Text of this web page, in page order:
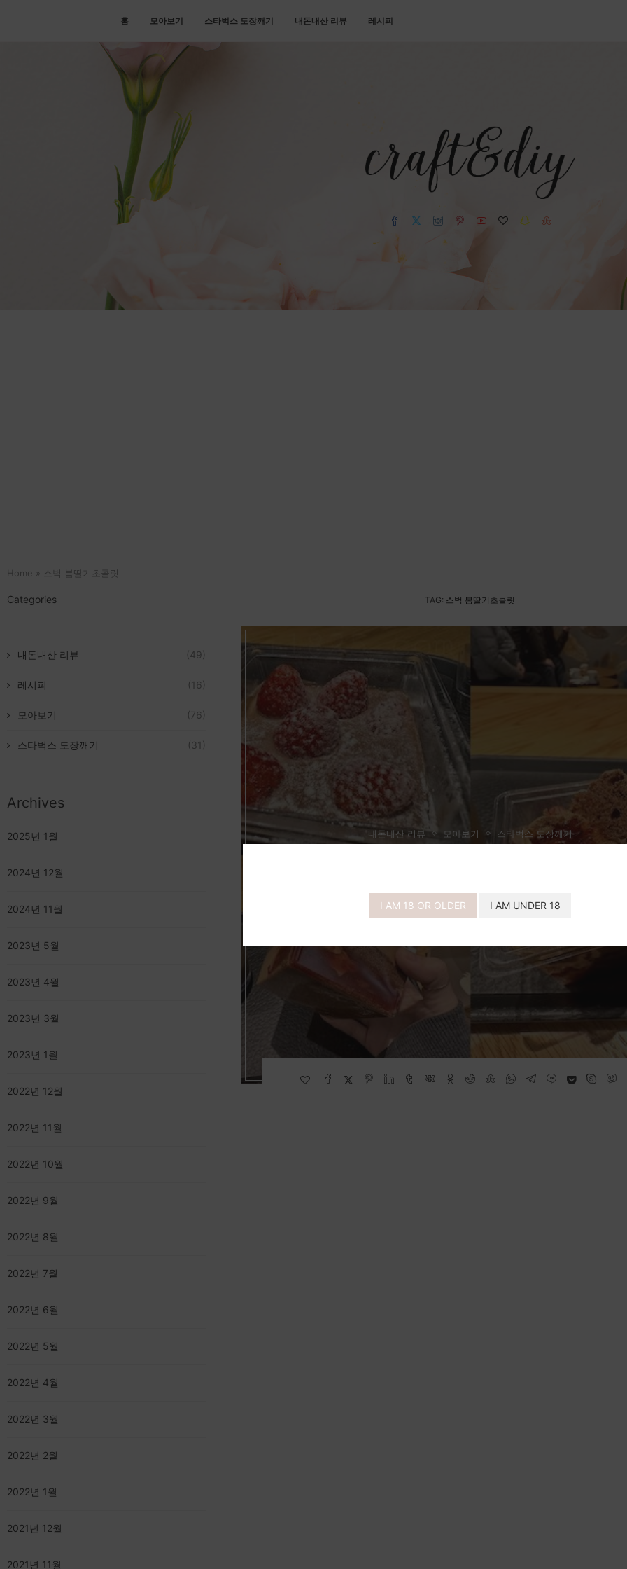
I AM 18 OR OLDER I AM UNDER 18
홈 모아보기 스타벅스 도장깨기 내돈내산 리뷰 레시피
Home » 스벅 봄딸기초콜릿
TAG: 스벅 봄딸기초콜릿
내돈내산 리뷰 모아보기 스타벅스 도장깨기
Categories
내돈내산 리뷰 (49)
레시피 (16)
모아보기 (76)
스타벅스 도장깨기 (31)
Archives
2025년 1월
2024년 12월
2024년 11월
2023년 5월
2023년 4월
2023년 3월
2023년 1월
2022년 12월
2022년 11월
2022년 10월
2022년 9월
2022년 8월
2022년 7월
2022년 6월
2022년 5월
2022년 4월
2022년 3월
2022년 2월
2022년 1월
2021년 12월
2021년 11월